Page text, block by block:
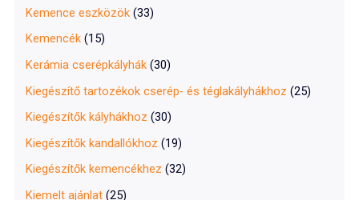
Kemence eszközök (33)
Kemencék (15)
Kerámia cserépkályhák (30)
Kiegészítő tartozékok cserép- és téglakályhákhoz (25)
Kiegészítők kályhákhoz (30)
Kiegészítők kandallókhoz (19)
Kiegészítők kemencékhez (32)
Kiemelt ajánlat (25)